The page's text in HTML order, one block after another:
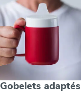
Gobelets adaptés